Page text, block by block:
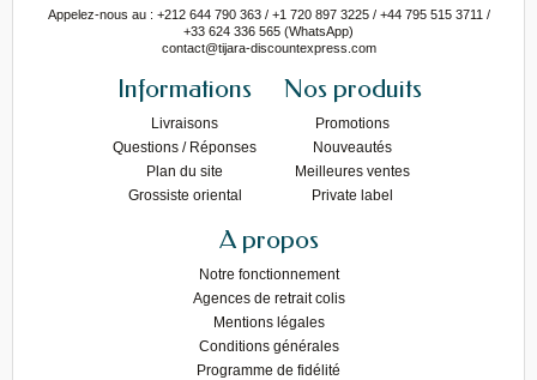
Appelez-nous au : +212 644 790 363 / +1 720 897 3225 / +44 795 515 3711 /
+33 624 336 565 (WhatsApp)
contact@tijara-discountexpress.com
Informations
Livraisons
Questions / Réponses
Plan du site
Grossiste oriental
Nos produits
Promotions
Nouveautés
Meilleures ventes
Private label
A propos
Notre fonctionnement
Agences de retrait colis
Mentions légales
Conditions générales
Programme de fidélité